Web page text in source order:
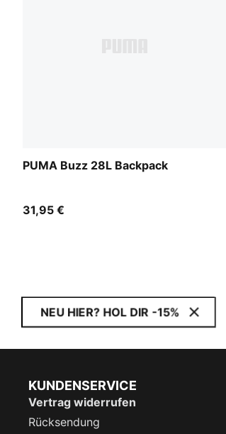
PUMA Buzz 28L Backpack
31,95 €
NEU HIER? HOL DIR -15%
KUNDENSERVICE
Vertrag widerrufen
Rücksendung